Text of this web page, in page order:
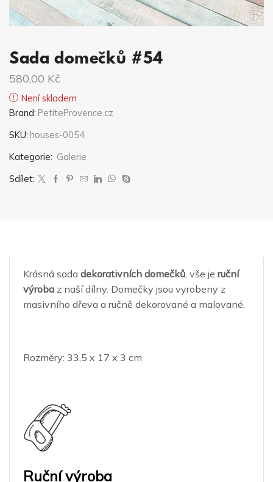
Sada domečků #54
580,00 Kč
Není skladem
Brand: PetiteProvence.cz
SKU: houses-0054
Kategorie: Galerie
Sdílet:
Krásná sadadekorativních domečků , vše jeruční
výroba z naší dílny. Domečky jsou vyrobeny z
masivního dřeva a ručně dekorované a malované.
Rozměry: 33,5 x 17 x 3 cm
Ruční výroba